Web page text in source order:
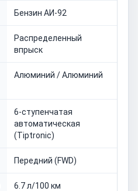
Бензин АИ-92
Распределенный
впрыск
Алюминий / Алюминий
6-ступенчатая
автоматическая
(Tiptronic)
Передний (FWD)
6.7 л/100 км